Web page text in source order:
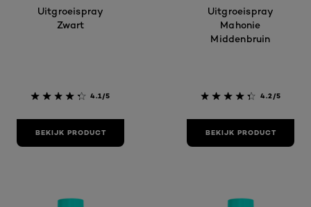
Uitgroeispray
Zwart
4.1/5
BEKIJK PRODUCT
Uitgroeispray
Mahonie
Middenbruin
4.2/5
BEKIJK PRODUCT